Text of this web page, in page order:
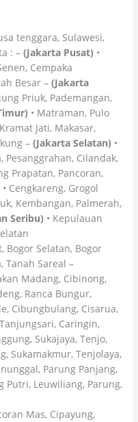
tenggara, Sulawesi,
: –(Jakarta Pusat) •
Cempaka
Besar –(Jakarta
Priuk, Pademangan,
• Matraman, Pulo
Jati, Makasar,
–(Jakarta Selatan) •
Pesanggrahan, Cilandak,
Prapatan, Pancoran,
• Cengkareng, Grogol
Kembangan, Palmerah,
Seribu) • Kepulauan
Bogor Selatan, Bogor
Tanah Sareal –
Madang, Cibinong,
Ranca Bungur,
Cibungbulang, Cisarua,
Caringin,
Sukajaya, Tenjo,
Sukamakmur, Tenjolaya,
Parung Panjang,
Putri, Leuwiliang, Parung,
Mas, Cipayung,